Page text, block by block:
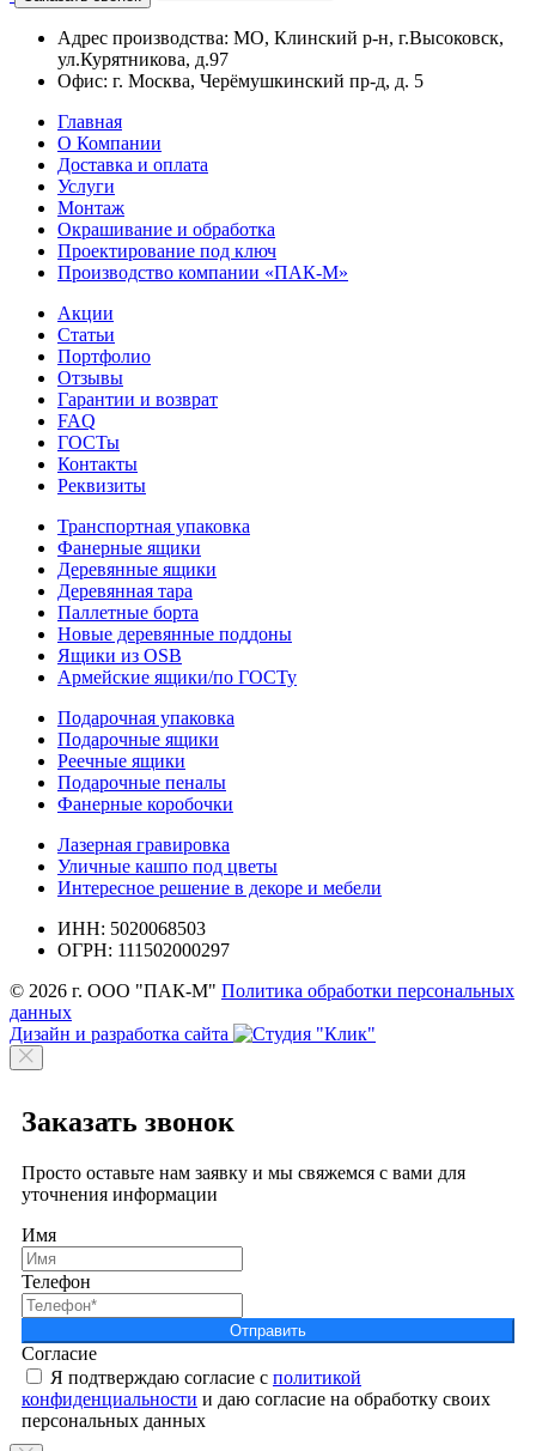
Адрес производства: МО, Клинский р-н, г.Высоковск,
ул.Курятникова, д.97
Офис: г. Москва, Черёмушкинский пр-д, д. 5
Главная
О Компании
Доставка и оплата
Услуги
Монтаж
Окрашивание и обработка
Проектирование под ключ
Производство компании «ПАК-М»
Акции
Статьи
Портфолио
Отзывы
Гарантии и возврат
FAQ
ГОСТы
Контакты
Реквизиты
Транспортная упаковка
Фанерные ящики
Деревянные ящики
Деревянная тара
Паллетные борта
Новые деревянные поддоны
Ящики из OSB
Армейские ящики/по ГОСТу
Подарочная упаковка
Подарочные ящики
Реечные ящики
Подарочные пеналы
Фанерные коробочки
Лазерная гравировка
Уличные кашпо под цветы
Интересное решение в декоре и мебели
ИНН: 5020068503
ОГРН: 111502000297
© 2026 г. ООО "ПАК-М" Политика обработки персональных
данных
Дизайн и разработка сайта
Заказать звонок
Просто оставьте нам заявку и мы свяжемся с вами для
уточнения информации
Имя
Телефон
Отправить
Согласие
Я подтверждаю согласие с политикой
конфиденциальности и даю согласие на обработку своих
персональных данных